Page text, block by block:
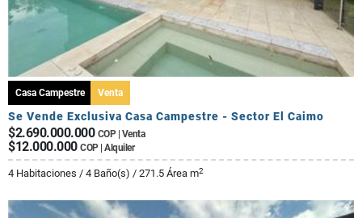
Casa Campestre Venta
Se Vende Exclusiva Casa Campestre - Sector El Caimo
$2.690.000.000 COP | Venta
$12.000.000 COP | Alquiler
4 Habitaciones / 4 Baño(s) / 271.5 Área m2